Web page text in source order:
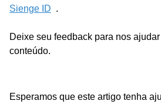
Sienge ID .
Deixe seu feedback para nos
conteúdo.
Esperamos que este artigo tenha